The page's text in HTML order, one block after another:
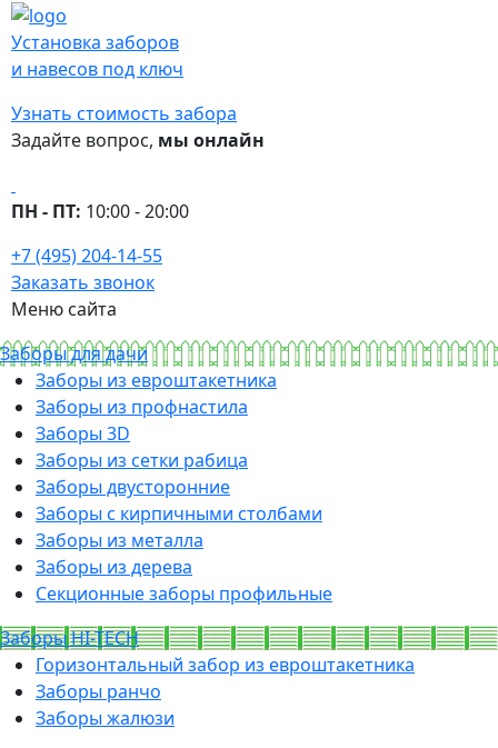
Установка заборов
и навесов под ключ
Узнать стоимость забора
Задайте вопрос, мы онлайн
ПН - ПТ: 10:00 - 20:00
+7 (495) 204-14-55
Заказать звонок
Меню сайта
Заборы для дачи
Заборы из евроштакетника
Заборы из профнастила
Заборы 3D
Заборы из сетки рабица
Заборы двусторонние
Заборы с кирпичными столбами
Заборы из металла
Заборы из дерева
Секционные заборы профильные
Заборы HI-TECH
Горизонтальный забор из евроштакетника
Заборы ранчо
Заборы жалюзи